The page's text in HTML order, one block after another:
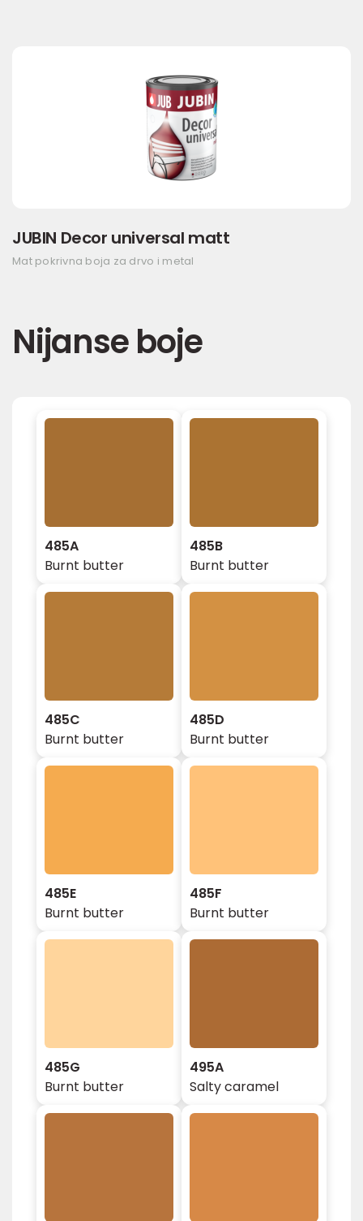
JUBIN Decor universal matt
Mat pokrivna boja za drvo i metal
Nijanse boje
485A
Burnt butter
485B
Burnt butter
485C
Burnt butter
485D
Burnt butter
485E
Burnt butter
485F
Burnt butter
485G
Burnt butter
495A
Salty caramel